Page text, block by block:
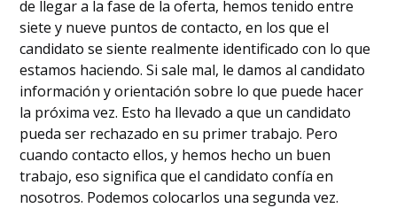
de llegar a la fase de la oferta, hemos tenido entre
siete y nueve puntos de contacto, en los que el
candidato se siente realmente identificado con lo que
estamos haciendo. Si sale mal, le damos al candidato
información y orientación sobre lo que puede hacer
la próxima vez. Esto ha llevado a que un candidato
pueda ser rechazado en su primer trabajo. Pero
cuando contacto ellos, y hemos hecho un buen
trabajo, eso significa que el candidato confía en
nosotros. Podemos colocarlos una segunda vez.